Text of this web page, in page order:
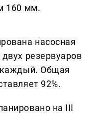
160 мм.
насосная
резервуаров
Общая
92%.
на III